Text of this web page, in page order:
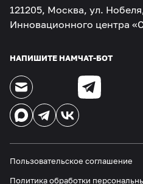
121205, Москва, ул.
Инновационного центра
НАПИШИТЕ НАМЧАТ-БОТ
Пользовательское соглашение
Политика обработки